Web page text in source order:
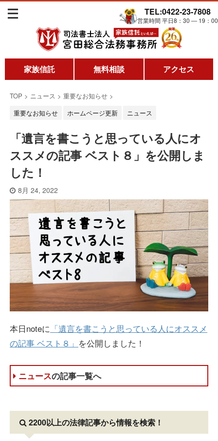
TEL:0422-23-7808
営業時間 平日8：30 ― 19：00
家族信託 無料相談 アクセス
TOP > ニュース > 重要なお知らせ >
重要なお知らせ
ホームページ更新 ニュース
「遺言を書こうと思っている人にオ
ススメの記事 ベスト８」を公開しま
した！
8月 24, 2022
本日noteに 「遺言を書こうと思っている人にオススメ
の記事 ベスト８」 を公開しました！
ニュースの記事一覧へ
2200以上の法律記事から情報を検索！